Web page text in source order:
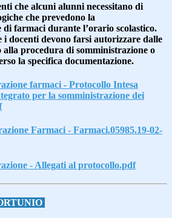
che alcuni alunni necessitano di
che prevedono la
di farmaci durante l’orario scolastico.
i docenti devono farsi autorizzare dalle
procedura di somministrazione o
la specifica documentazione.
farmaci - Protocollo Intesa
per la somministrazione dei
Farmaci - Farmaci.05985.19-02-
- Allegati al protocollo.pdf